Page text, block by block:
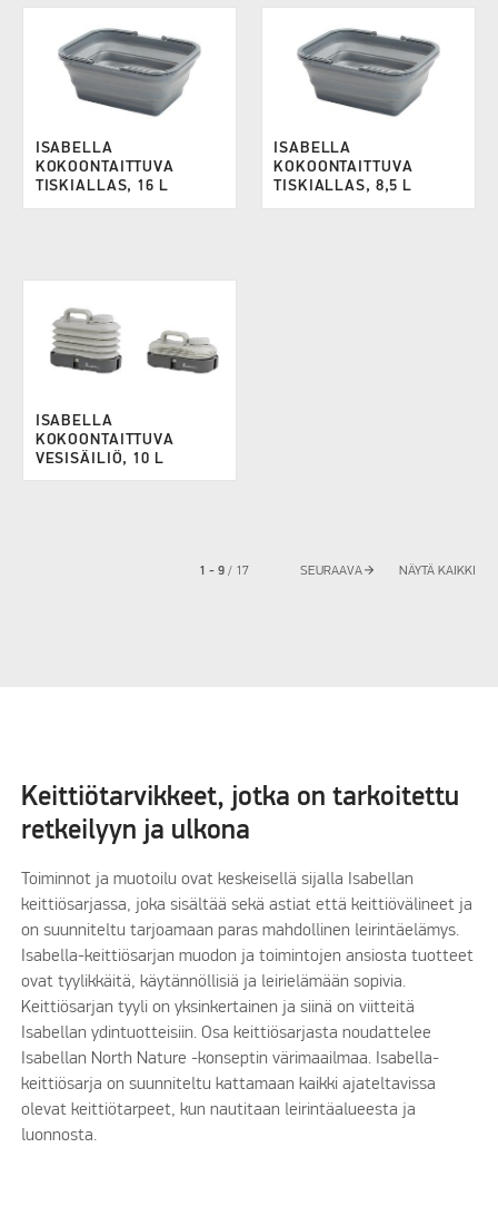
ISABELLA
KOKOONTAITTUVA
TISKIALLAS, 16 L
ISABELLA
KOKOONTAITTUVA
TISKIALLAS, 8,5 L
ISABELLA
KOKOONTAITTUVA
VESISÄILIÖ, 10 L
1 - 9 / 17 SEURAAVAarrow_forward NÄYTÄ KAIKKI
Keittiötarvikkeet, jotka on tarkoitettu
retkeilyyn ja ulkona
Toiminnot ja muotoilu ovat keskeisellä sijalla Isabellan
keittiösarjassa, joka sisältää sekä astiat että keittiövälineet ja
on suunniteltu tarjoamaan paras mahdollinen leirintäelämys.
Isabella-keittiösarjan muodon ja toimintojen ansiosta tuotteet
ovat tyylikkäitä, käytännöllisiä ja leirielämään sopivia.
Keittiösarjan tyyli on yksinkertainen ja siinä on viitteitä
Isabellan ydintuotteisiin. Osa keittiösarjasta noudattelee
Isabellan North Nature -konseptin värimaailmaa. Isabella-
keittiösarja on suunniteltu kattamaan kaikki ajateltavissa
olevat keittiötarpeet, kun nautitaan leirintäalueesta ja
luonnosta.